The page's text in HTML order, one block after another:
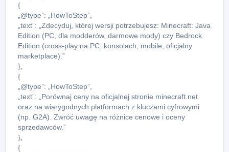
{
„@type”: „HowToStep”,
„text”: „Zdecyduj, której wersji potrzebujesz: Minecraft: Java
Edition (PC, dla modderów, darmowe mody) czy Bedrock
Edition (cross-play na PC, konsolach, mobile, oficjalny
marketplace).”
},
{
„@type”: „HowToStep”,
„text”: „Porównaj ceny na oficjalnej stronie minecraft.net
oraz na wiarygodnych platformach z kluczami cyfrowymi
(np. G2A). Zwróć uwagę na różnice cenowe i oceny
sprzedawców.”
},
{